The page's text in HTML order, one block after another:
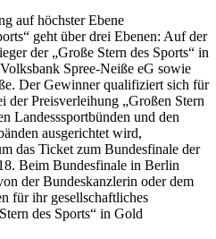
auf höchster Ebene
geht über drei Ebenen: Auf der
der „Große Stern des Sports“ in
Spree-Neiße eG sowie
Der Gewinner qualifiziert sich für
der Preisverleihung „Großen Stern
Landesssportbünden und den
ausgerichtet wird,
das Ticket zum Bundesfinale der
Beim Bundesfinale in Berlin
der Bundeskanzlerin oder dem
für ihr gesellschaftliches
des Sports“ in Gold